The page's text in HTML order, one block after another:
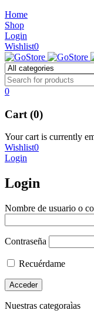
Home
Shop
Login
Wishlist0
0
Cart (0)
Your cart is currently
Wishlist0
Login
Login
Nombre de usuario o
Contraseña
Recuérdame
Nuestras categoraìas